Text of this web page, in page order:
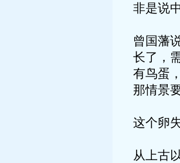
非是说
曾国藩
长了，
有鸟蛋
那情景
这个卵
从上古